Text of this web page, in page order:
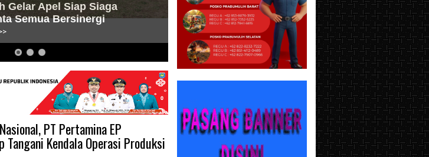
Siaga
BDua Bocah SD Tenggelam Saat Memancing di
OKU Selatan, Satu Korban Masih Dicari
Berita Selengkapnya Klik-->>>
PT Pertamina EP
Tangani Kendala Operasi Produksi